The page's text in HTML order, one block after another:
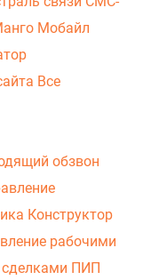
Мобайл
Все
обзвон
Конструктор
рабочими
ПИП